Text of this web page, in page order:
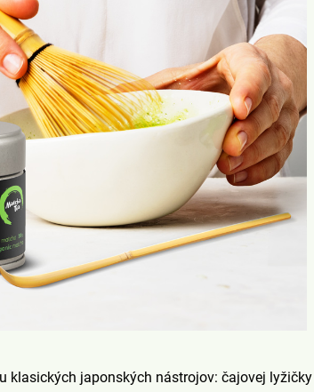
klasických japonských nástrojov: čajovej